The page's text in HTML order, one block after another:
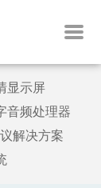
显示屏
音频处理器
解决方案